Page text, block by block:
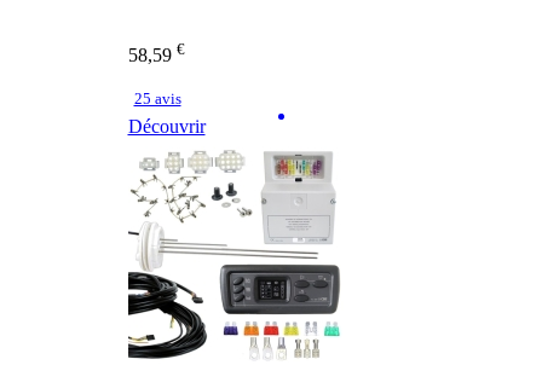
58,59 €
25 avis
Découvrir